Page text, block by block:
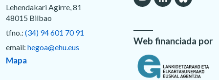
Lehendakari Agirre, 81
48015 Bilbao
tfno.: (34) 94 601 70 91
email: hegoa@ehu.eus
Mapa
Web financiada por